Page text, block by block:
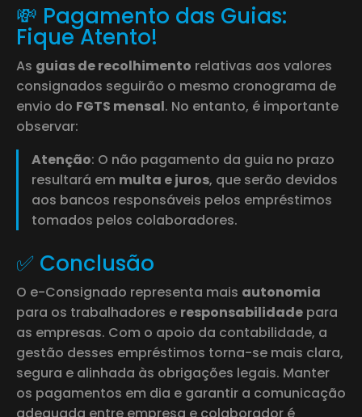
💸 Pagamento das Guias:
Fique Atento!
As guias de recolhimento relativas aos valores
consignados seguirão o mesmo cronograma de
envio do FGTS mensal. No entanto, é importante
observar:
Atenção: O não pagamento da guia no prazo
resultará em multa e juros, que serão devidos
aos bancos responsáveis pelos empréstimos
tomados pelos colaboradores.
✅ Conclusão
O e-Consignado representa mais autonomia
para os trabalhadores e responsabilidade para
as empresas. Com o apoio da contabilidade, a
gestão desses empréstimos torna-se mais clara,
segura e alinhada às obrigações legais. Manter
os pagamentos em dia e garantir a comunicação
adequada entre empresa e colaborador é